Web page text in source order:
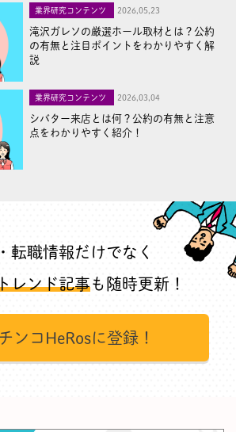
業界研究コンテンツ 2026,05,23
滝沢ガレソの厳選ホール取材とは？公約
の有無と注目ポイントをわかりやすく解
説
業界研究コンテンツ 2026,03,04
シバター来店とは何？公約の有無と注意
点をわかりやすく紹介！
転職情報だけでなく
レンド記事も随時更新！
ンコHeRosに登録！